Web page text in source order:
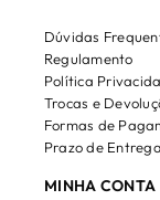
Dúvidas
Regulamento
Política
Trocas e
Formas de
Prazo de Entrega
MINHA CONTA